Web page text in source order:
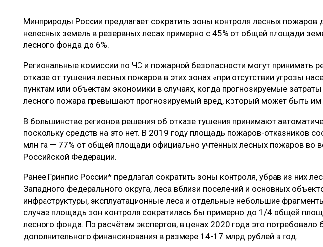
ЛОГИСТИКА
ПРОИЗВОДСТВО ДРЕВЕСНЫХ ПЛИТ
МЕБЕЛЬНОЕ ПРОИЗВОДСТВО
ЭКСПЕРТНОЕ МНЕНИЕ
Минприроды России предлагает сократить зоны контроля лесных пожаров
нелесных земель в резервных лесах примерно с 45% от общей площади
лесного фонда до 6%.
Региональные комиссии по ЧС и пожарной безопасности могут принимать
отказе от тушения лесных пожаров в этих зонах «при отсутствии угрозы
пунктам или объектам экономики в случаях, когда прогнозируемые
лесного пожара превышают прогнозируемый вред, который может быть им
В большинстве регионов решения об отказе тушения принимают
поскольку средств на это нет. В 2019 году площадь пожаров-отказников
млн га — 77% от общей площади официально учтённых лесных пожаров во
Российской Федерации.
Ранее Гринпис России* предлагал сократить зоны контроля, убрав из них
Западного федерального округа, леса вблизи поселений и основных
инфраструктуры, эксплуатационные леса и отдельные небольшие
случае площадь зон контроля сократилась бы примерно до 1/4 общей
лесного фонда. По расчётам экспертов, в ценах 2020 года это потребовало
дополнительного финансинования в размере 14-17 млрд рублей в год.